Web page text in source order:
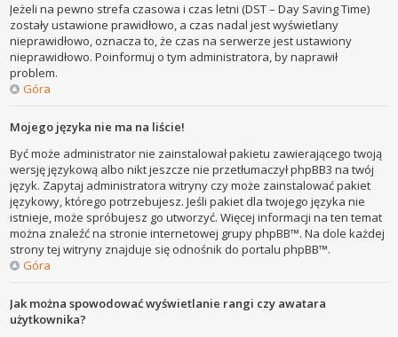
Jeżeli na pewno strefa czasowa i czas letni (DST – Day Saving Time)
zostały ustawione prawidłowo, a czas nadal jest wyświetlany
nieprawidłowo, oznacza to, że czas na serwerze jest ustawiony
nieprawidłowo. Poinformuj o tym administratora, by naprawił
problem.
Góra
Mojego języka nie ma na liście!
Być może administrator nie zainstalował pakietu zawierającego twoją
wersję językową albo nikt jeszcze nie przetłumaczył phpBB3 na twój
język. Zapytaj administratora witryny czy może zainstalować pakiet
językowy, którego potrzebujesz. Jeśli pakiet dla twojego języka nie
istnieje, może spróbujesz go utworzyć. Więcej informacji na ten temat
można znaleźć na stronie internetowej grupy phpBB™. Na dole każdej
strony tej witryny znajduje się odnośnik do portalu phpBB™.
Góra
Jak można spowodować wyświetlanie rangi czy awatara
użytkownika?